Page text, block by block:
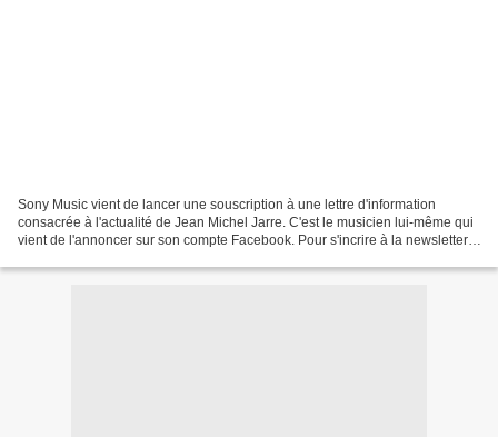
Sony Music vient de lancer une souscription à une lettre d'information
consacrée à l'actualité de Jean Michel Jarre. C'est le musicien lui-même qui
vient de l'annoncer sur son compte Facebook. Pour s'incrire à la newsletter,